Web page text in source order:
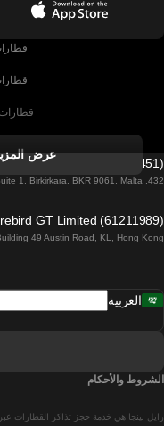
قطارات
عرض
GT Limited (OC 1451)
432, Triq Fleur de Lys, Suite 1, Birkirkara, BKR 9061, Malta
GT Limited (61211989)
49 Austin Road, KL, Hong Kong
رايل نينجا هي خدمة حجز تذاكر القطارات
العربية
الشروط والأحكام